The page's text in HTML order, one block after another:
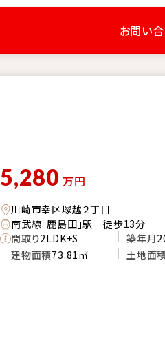
お問い
5,280 万円
川崎市幸区塚越２丁目
南武線「鹿島田」駅 徒歩13分
間取り2LDK+S 築年月
建物面積73.81㎡ 土地面